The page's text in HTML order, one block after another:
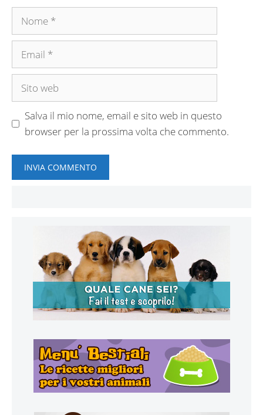
Nome
Email
Sito
Salva il mio nome, email e sito web in questo
browser per la prossima volta che commento.